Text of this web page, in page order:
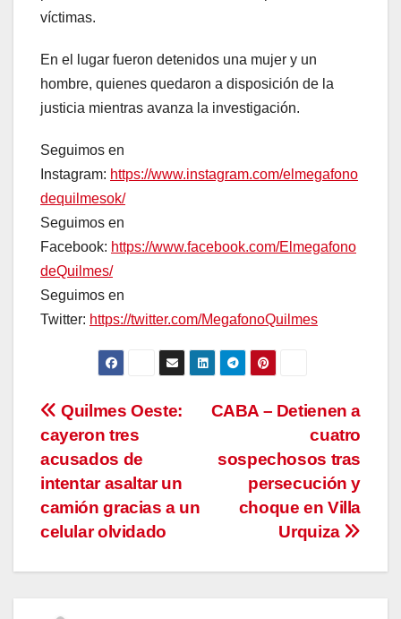
víctimas.
En el lugar fueron detenidos una mujer y un
hombre, quienes quedaron a disposición de la
justicia mientras avanza la investigación.
Seguimos en
Instagram: https://www.instagram.com/elmegafono
dequilmesok/
Seguimos en
Facebook: https://www.facebook.com/Elmegafono
deQuilmes/
Seguimos en
Twitter: https://twitter.com/MegafonoQuilmes
Navegación
de
entradas
CABA – Detienen a
cuatro
sospechosos tras
persecución y
choque en Villa
Urquiza
Quilmes Oeste:
cayeron tres
acusados de
intentar asaltar un
camión gracias a un
celular olvidado